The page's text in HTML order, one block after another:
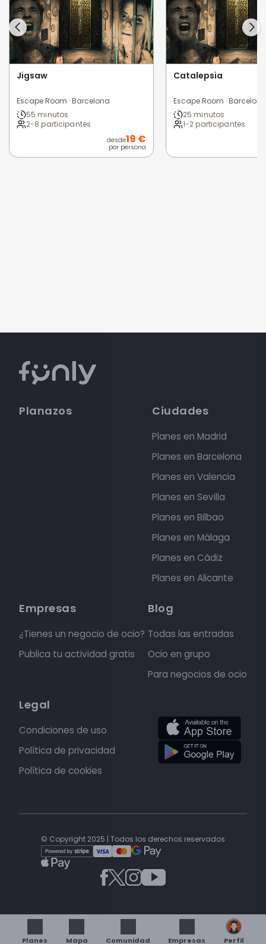
Jigsaw
Escape Room · Barcelona
55 minutos
2-8 participantes
desde19 €
por persona
Catalepsia
Escape Room · Barcelona
25 minutos
1-2 participantes
Planazos Ciudades
Planes en Madrid
Planes en Barcelona
Planes en Valencia
Planes en Sevilla
Planes en Bilbao
Planes en Málaga
Planes en Cádiz
Planes en Alicante
Empresas
¿Tienes un negocio de ocio?
Publica tu actividad gratis
Blog
Todas las entradas
Ocio en grupo
Para negocios de ocio
Legal
Condiciones de uso
Política de privacidad
Política de cookies
© Copyright 2025 | Todos los derechos reservados
Planes Mapa Comunidad Empresas Perfil